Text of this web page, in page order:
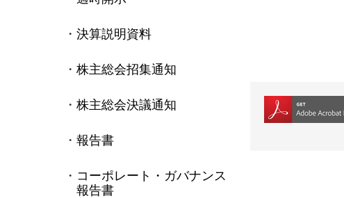
決算説明資料
株主総会招集通知
株主総会決議通知
報告書
コーポレート・ガバナンス
報告書